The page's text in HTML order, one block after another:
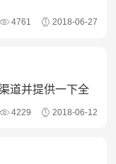
4761 2018-06-27
道并提供一下全
4229 2018-06-12